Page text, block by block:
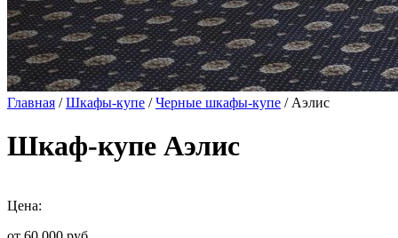
Главная /Шкафы-купе /Черные шкафы-купе / Аэлис
Шкаф-купе Аэлис
Цена: